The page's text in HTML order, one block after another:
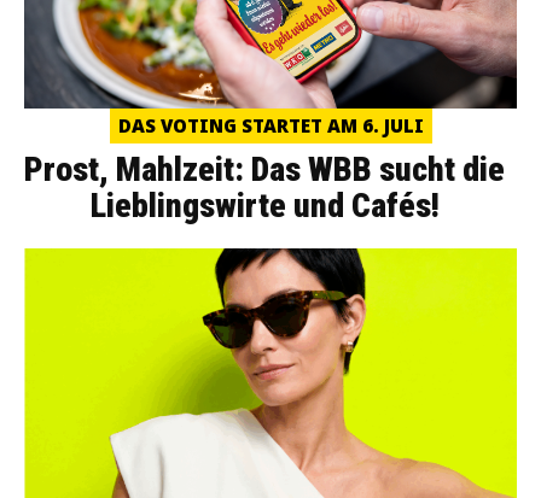
DAS VOTING STARTET AM 6. JULI
Prost, Mahlzeit: Das WBB sucht die
Lieblingswirte und Cafés!